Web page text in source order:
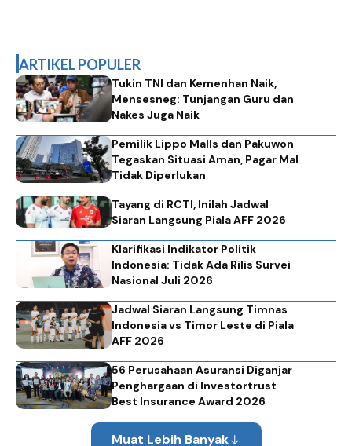
ARTIKEL POPULER
Tukin TNI dan Kemenhan Naik,
Mensesneg: Tunjangan Guru dan
Nakes Juga Naik
Pemilik Lippo Malls dan Pakuwon
Tegaskan Situasi Aman, Pagar Mal
Tidak Diperlukan
Tayang di RCTI, Inilah Jadwal
Siaran Langsung Piala AFF 2026
Klarifikasi Indikator Politik
Indonesia: Tidak Ada Rilis Survei
Nasional Juli 2026
Jadwal Siaran Langsung Timnas
Indonesia vs Timor Leste di Piala
AFF 2026
56 Perusahaan Asuransi Diganjar
Penghargaan di Investortrust
Best Insurance Award 2026
Muat Lebih Banyak